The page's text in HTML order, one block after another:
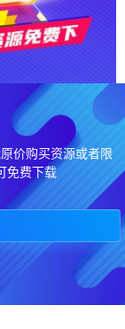
价购买资源或者限
免费下载